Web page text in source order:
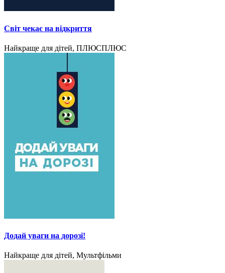
Світ чекає на відкриття
Найкраще для дітей, ПЛЮСПЛЮС
Додай уваги на дорозі!
Найкраще для дітей, Мультфільми